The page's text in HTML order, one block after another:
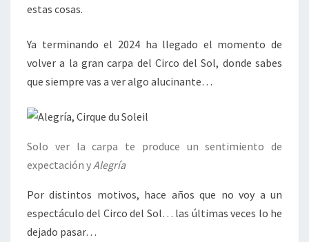
estas cosas.
Ya terminando el 2024 ha llegado el momento de
volver a la gran carpa del Circo del Sol, donde sabes
que siempre vas a ver algo alucinante…
Solo ver la carpa te produce un sentimiento de
expectación yAlegría
Por distintos motivos, hace años que no voy a un
espectáculo del Circo del Sol… las últimas veces lo he
dejado pasar…